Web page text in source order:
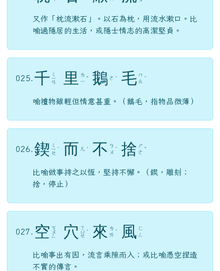
又作「枕流漱石」。以石為枕，用流水漱口。比
喻過隱居的生活，或隱士情志的高潔堅貞。
025. 千 ㄑ
ㄧ
ㄢ 里
ㄌ
ㄧ ˇ 鵝 ㄜ ˊ 毛 ㄇ
ㄠ ˊ
喻禮物雖輕但情意甚重。（鵝毛，指物品微薄）
026. 鍥 ㄑ
ㄧ
ㄝ
ˋ 而 ㄦ ˊ 不 ㄅ
ㄨ ˋ 捨 ㄕ
ㄜ ˇ
比喻做事持之以恆，堅持不懈。（鍥，雕刻；
捨，停止）
027. 空 ㄎ
ㄨ
ㄥ 穴 ㄒ
ㄩ
ㄝ
ˋ 來 ㄌ
ㄞ ˊ 風 ㄈ
ㄥ
比喻事出有因，流言乘隙而入；或比喻憑空捏造
不實的傳言。